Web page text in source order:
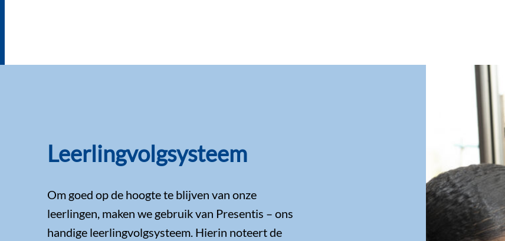
Leerlingvolgsysteem
Om goed op de hoogte te blijven van onze
leerlingen, maken we gebruik van Presentis – ons
handige leerlingvolgsysteem. Hierin noteert de